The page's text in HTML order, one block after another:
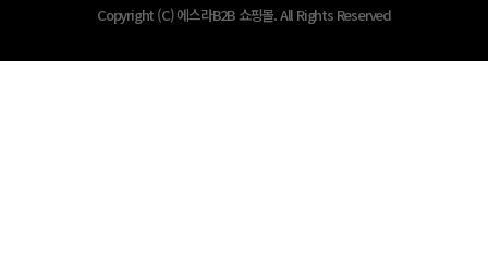
Copyright (C) 에스라B2B 쇼핑몰. All Rights Reserved